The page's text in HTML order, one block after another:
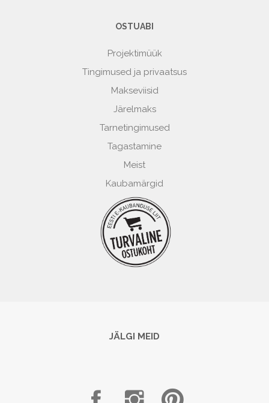
OSTUABI
Projektimüük
Tingimused ja privaatsus
Makseviisid
Järelmaks
Tarnetingimused
Tagastamine
Meist
Kaubamärgid
JÄLGI MEID